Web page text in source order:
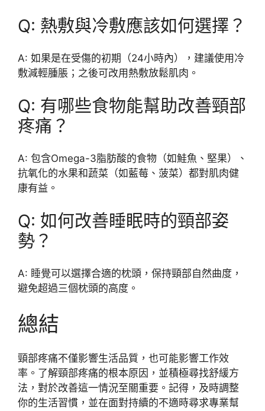
Q: 熱敷與冷敷應該如何選擇？
A: 如果是在受傷的初期（24小時內），建議使用冷
敷減輕腫脹；之後可改用熱敷放鬆肌肉。
Q: 有哪些食物能幫助改善頸部
疼痛？
A: 包含Omega-3脂肪酸的食物（如鮭魚、堅果）、
抗氧化的水果和蔬菜（如藍莓、菠菜）都對肌肉健
康有益。
Q: 如何改善睡眠時的頸部姿
勢？
A: 睡覺可以選擇合適的枕頭，保持頸部自然曲度，
避免超過三個枕頭的高度。
總結
頸部疼痛不僅影響生活品質，也可能影響工作效
率。了解頸部疼痛的根本原因，並積極尋找舒緩方
法，對於改善這一情況至關重要。記得，及時調整
你的生活習慣，並在面對持續的不適時尋求專業幫